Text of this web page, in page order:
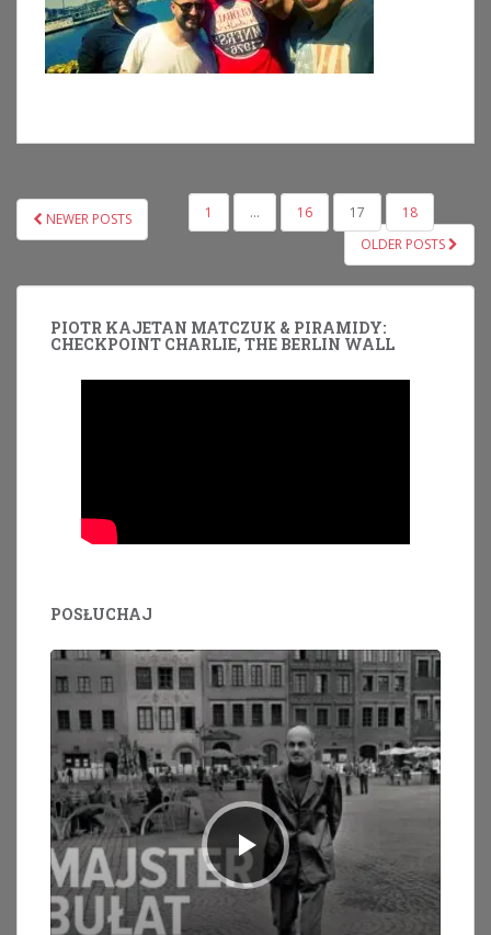
NAWIGACJA
PO
NEWER POSTS 1 … 16 17
18
OLDER POSTS
PIOTR KAJETAN MATCZUK & PIRAMIDY:
CHECKPOINT CHARLIE, THE BERLIN WALL
POSŁUCHAJ
Odtwarzacz
dźwiękowych